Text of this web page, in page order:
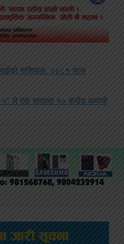
राशिफल, २०८१ साल
ले एक सातामा १० करोड कमायो